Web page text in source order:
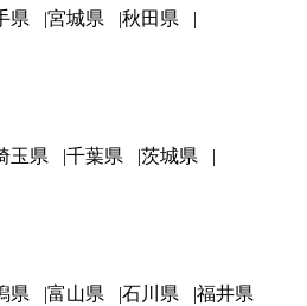
県 宮城県
秋田県
玉県 千葉県
茨城県
県 富山県 石川県 福井県